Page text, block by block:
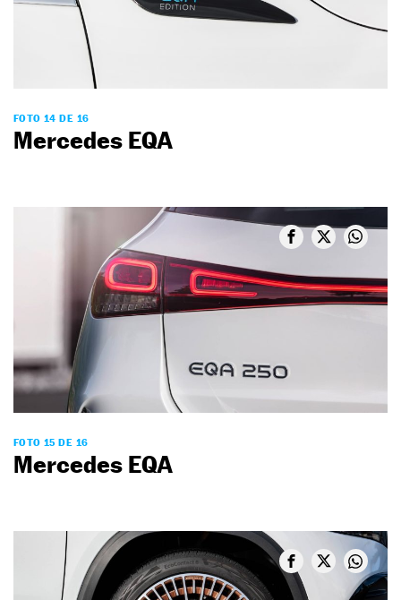
FOTO 14 DE 16
Mercedes EQA
FOTO 15 DE 16
Mercedes EQA